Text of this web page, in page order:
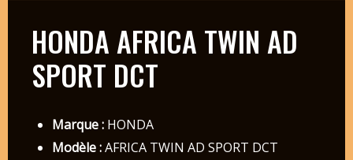
HONDA AFRICA TWIN AD
SPORT DCT
Marque :HONDA
Modèle :AFRICA TWIN AD SPORT DCT